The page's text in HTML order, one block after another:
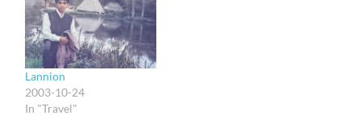
mulai stress ngeliat gaya
aku berbahasa aneh gini).
Hey, di amazon.co.uk lagi
ada discount gede untuk
buku-buku C++ dari
Addison Wesley. 50%!
Lannion
2003-10-24
In "Travel"